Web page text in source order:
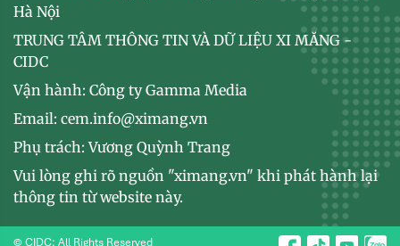
Hà Nội
TRUNG TÂM THÔNG TIN VÀ DỮ LIỆU XI MĂNG -
CIDC
Vận hành: Công ty Gamma Media
Email: cem.info@ximang.vn
Phụ trách: Vương Quỳnh Trang
Vui lòng ghi rõ nguồn "ximang.vn" khi phát hành lại
thông tin từ website này.
© CIDC: All Rights Reserved